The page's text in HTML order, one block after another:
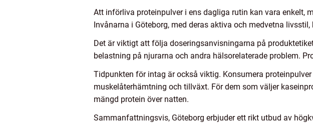
Att införliva proteinpulver i ens dagliga rutin kan vara enkelt,
Invånarna i Göteborg, med deras aktiva och medvetna
Det är viktigt att följa doseringsanvisningarna på
belastning på njurarna och andra hälsorelaterade problem.
Tidpunkten för intag är också viktig. Konsumera
muskelåterhämtning och tillväxt. För dem som väljer
mängd protein över natten.
Sammanfattningsvis, Göteborg erbjuder ett rikt utbud av